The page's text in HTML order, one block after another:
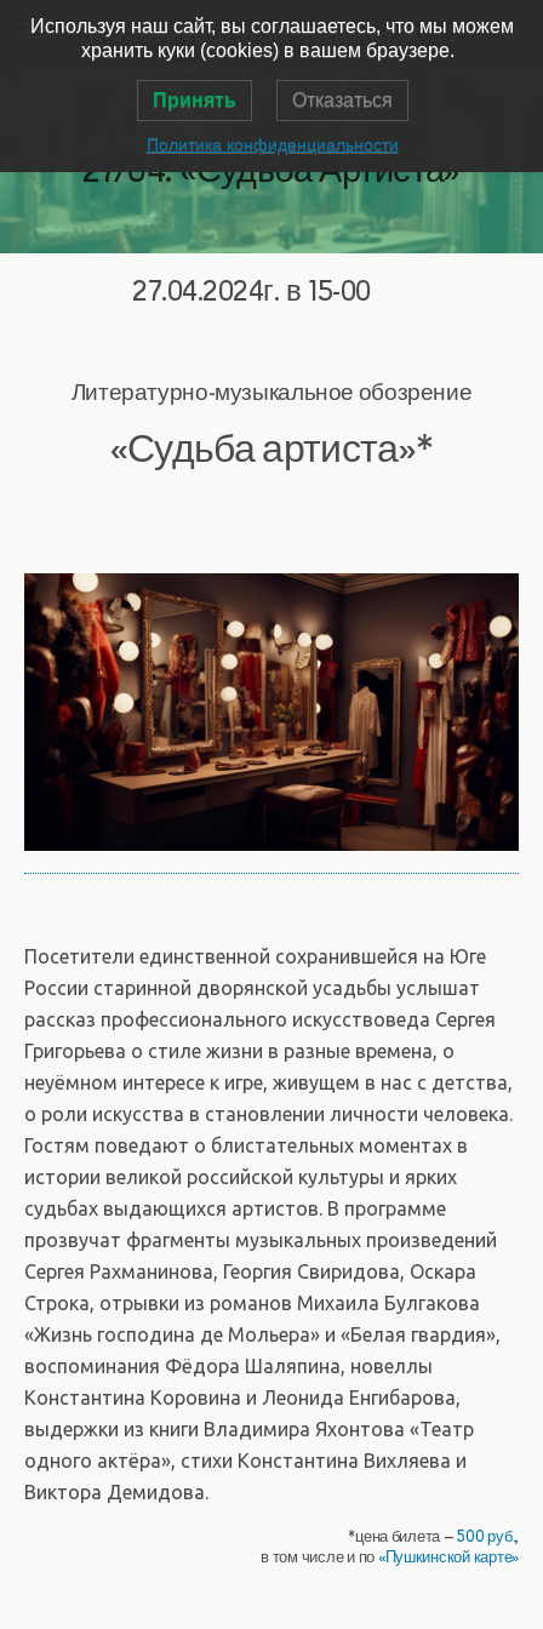
Музей-усадьба художника Ярошенко
27.04.2024
27/04: «Судьба Артиста»
27.04.2024г. в 15-00
Литературно-музыкальное обозрение
«Судьба артиста»*
Посетители единственной сохранившейся на Юге
России старинной дворянской усадьбы услышат
рассказ профессионального искусствоведа Сергея
Григорьева о стиле жизни в разные времена, о
неуёмном интересе к игре, живущем в нас с детства,
о роли искусства в становлении личности человека.
Гостям поведают о блистательных моментах в
истории великой российской культуры и ярких
судьбах выдающихся артистов. В программе
прозвучат фрагменты музыкальных произведений
Сергея Рахманинова, Георгия Свиридова, Оскара
Строка, отрывки из романов Михаила Булгакова
«Жизнь господина де Мольера» и «Белая гвардия»,
воспоминания Фёдора Шаляпина, новеллы
Константина Коровина и Леонида Енгибарова,
выдержки из книги Владимира Яхонтова «Театр
одного актёра», стихи Константина Вихляева и
Виктора Демидова.
*цена билета –500 руб.,
в том числе и по «Пушкинской карте»
Используя наш сайт, вы соглашаетесь, что мы можем
хранить куки (cookies) в вашем браузере.
Принять Отказаться
Политика конфиденциальности